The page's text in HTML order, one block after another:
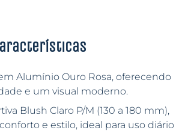
Alumínio Ouro Rosa, oferecendo
e um visual moderno.
Blush Claro P/M (130 a 180 mm),
e estilo, ideal para uso diário